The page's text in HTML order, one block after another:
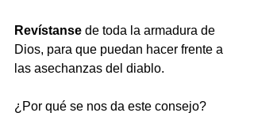
Revístanse de toda la armadura de
Dios, para que puedan hacer frente a
las asechanzas del diablo.
¿Por qué se nos da este consejo?